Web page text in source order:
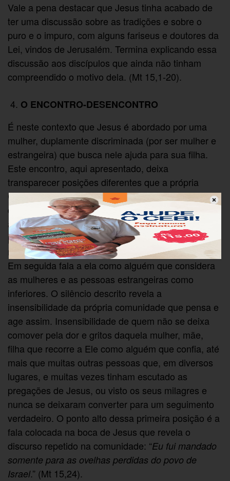
Vale a pena destacar que Jesus tinha acabado de
ter uma discussão sobre as tradições e sobre o
puro e o impuro, com alguns fariseus e doutores da
Lei, vindos de Jerusalém. Termina explicando essa
discussão aos discípulos que ainda não tinham
compreendido o motivo dela. (Mt 15,1-20).
O ENCONTRO-DESENCONTRO
É neste contexto que Jesus é abordado por uma
mulher, duplamente discriminada (por ser mulher e
estrangeira) que busca nele ajuda para sua filha.
Este encontro, aqui apresentado, deixa
transparecer posições diferentes que a própria
Comunidade de Mateus vivia, representada pelos
discípulos (primeira posição) que incentivam Jesus
a despedir a mulher. Jesus é apresentado (no
primeiro momento) como um autêntico
representante do mundo judeu e ignora a mulher.
Em seguida fala a ela como alguém que considera
as mulheres e as pessoas estrangeiras como
inferiores. O silêncio descrito revela a
insensibilidade da própria comunidade que pensa e
age assim. Insensibilidade de quem não se deixa
comover pela dor e gritos daquela mulher, mãe,
filha que recorre a Ele como alguém que confia, até
mais que muitas outras pessoas que, em diversos
lugares, e muitas vezes tinham escutado as
pregações de Jesus, ou visto os seus milagres e
nunca se deixaram converter para um seguimento
verdadeiro. O ponto alto dessa primeira posição é a
fala colocada na boca de Jesus que revela o
discurso repetido na comunidade: “Eu fui mandado
somente para as ovelhas perdidas do povo de
Israel.” (Mt 15,24).